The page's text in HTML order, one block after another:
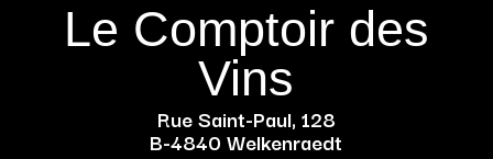
Le Comptoir des
Vins
Rue Saint-Paul, 128
B-4840 Welkenraedt